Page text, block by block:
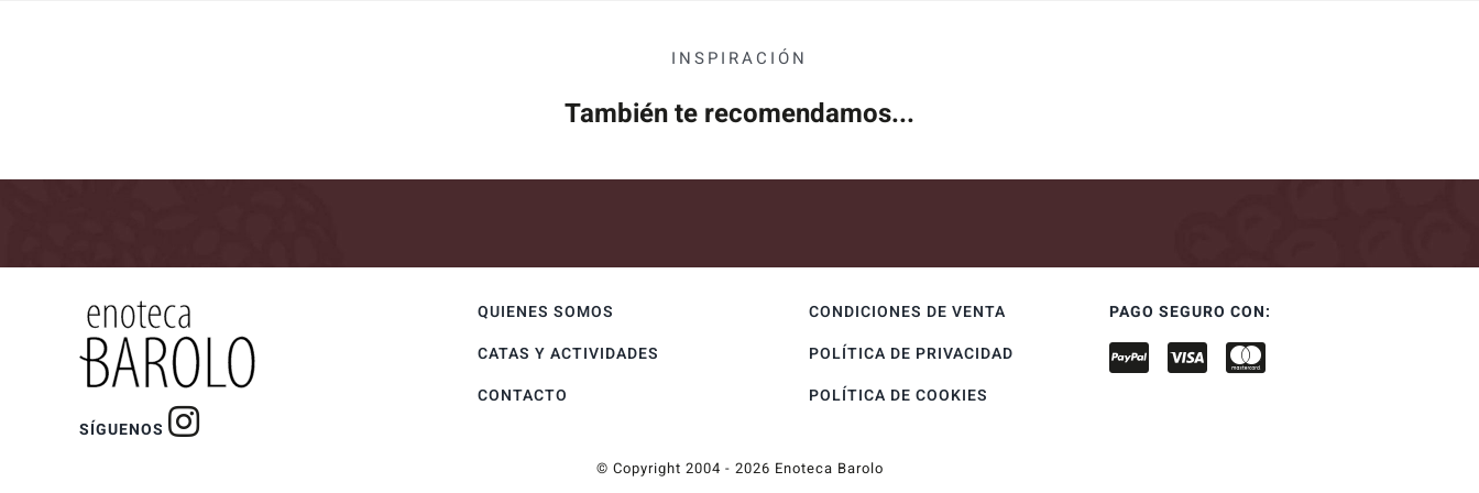
INSPIRACIÓN
También te recomendamos...
SÍGUENOS
QUIENES SOMOS
CATAS Y ACTIVIDADES
CONTACTO
CONDICIONES DE VENTA
POLÍTICA DE PRIVACIDAD
POLÍTICA DE COOKIES
PAGO SEGURO CON:
© Copyright 2004 - 2026 Enoteca Barolo